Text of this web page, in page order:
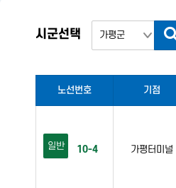
시군선택
노선번호 기점
일반 10-4 가평터미널